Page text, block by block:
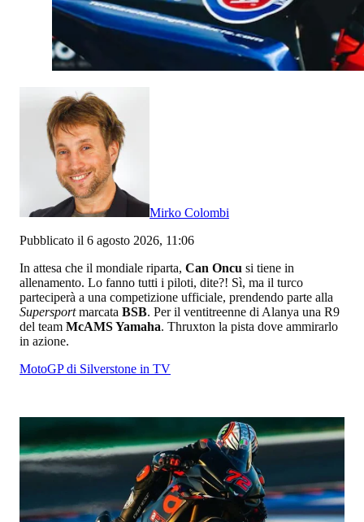
Mirko Colombi
Pubblicato il 6 agosto 2026, 11:06
In attesa che il mondiale riparta, Can Oncu si tiene in
allenamento. Lo fanno tutti i piloti, dite?! Sì, ma il turco
parteciperà a una competizione ufficiale, prendendo parte alla
Supersportmarcata BSB. Per il ventitreenne di Alanya una R9
del team McAMS Yamaha. Thruxton la pista dove ammirarlo
in azione.
MotoGP di Silverstone in TV